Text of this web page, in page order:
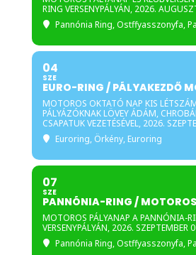
RING VERSENYPÁLYÁN, 2026.
Pannónia Ring, Ostffyasszonyfa,
04
SZE
EURO-RING / PÁLYAKEZDŐ
MOTOROS OKTATÓ NAP KIS
PÁLYÁZÓKNAK LÖVEY ÁDÁM,
CSAPATUK VEZETÉSÉVEL, 2026.
Euroring, Örkény, Euroring
07
SZE
PANNÓNIA-RING /
MOTOROS PÁLYANAP A PANNÓNIA-
VERSENYPÁLYÁN, 2026. SZEPTEMBER
Pannónia Ring, Ostffyasszonyfa,